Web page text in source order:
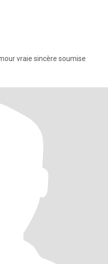
vraie sincère soumise